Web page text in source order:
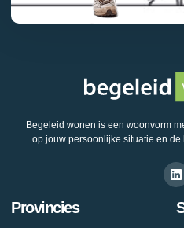
Begeleid wonen is een woonvorm
op jouw persoonlijke situatie en
Provincies